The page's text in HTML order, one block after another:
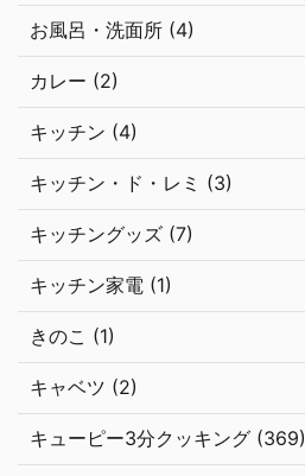
お風呂・洗面所 (4)
カレー (2)
キッチン (4)
キッチン・ド・レミ (3)
キッチングッズ (7)
キッチン家電 (1)
きのこ (1)
キャベツ (2)
キューピー3分クッキング (369)